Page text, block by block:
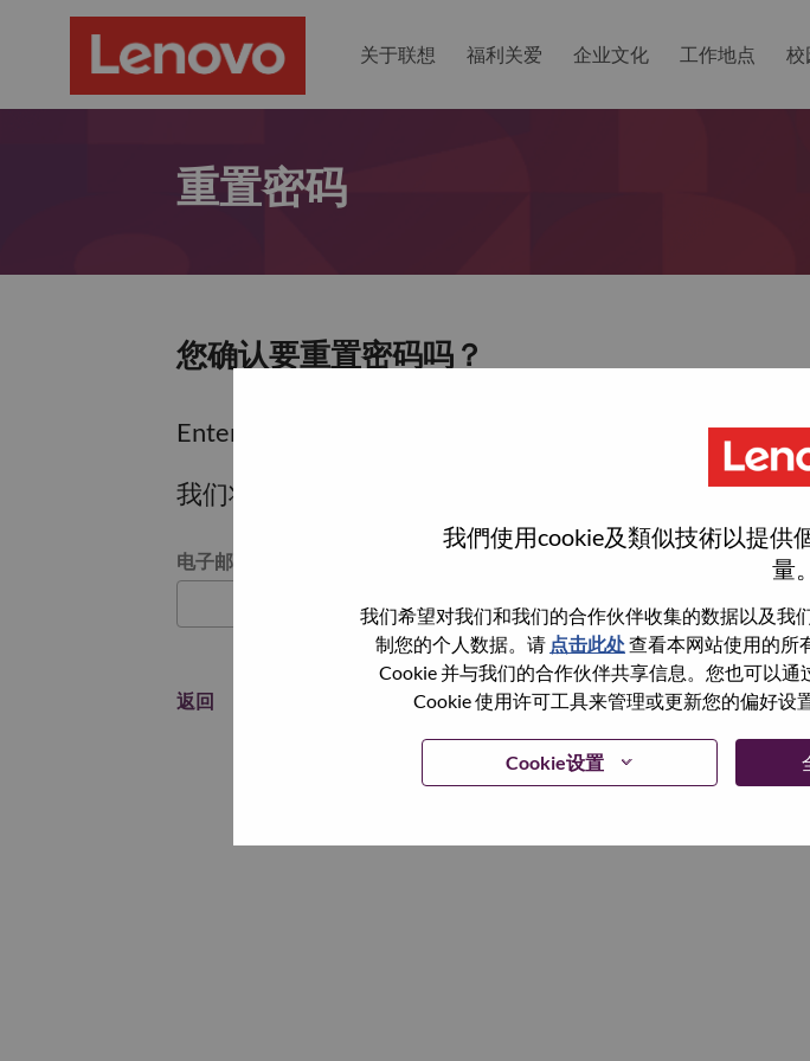
我們使用cookie及類似技術以提供
量。
我们希望对我们和我们的合作伙伴收集的数据以及我
制您的个人数据。请 点击此处查看本网站使用的所
Cookie 并与我们的合作伙伴共享信息。您也可以
Cookie 使用许可工具来管理或更新您的偏好设
Cookie设置
关于联想 福利关爱 企业文化 工作地点 校
重置密码
您确认要重置密码吗？
Enter the email address associated with your account,
我们将通过电子邮件向您发送一个链接以重置您的密码
通过电子邮件重置密码
电子邮箱
继续
返回